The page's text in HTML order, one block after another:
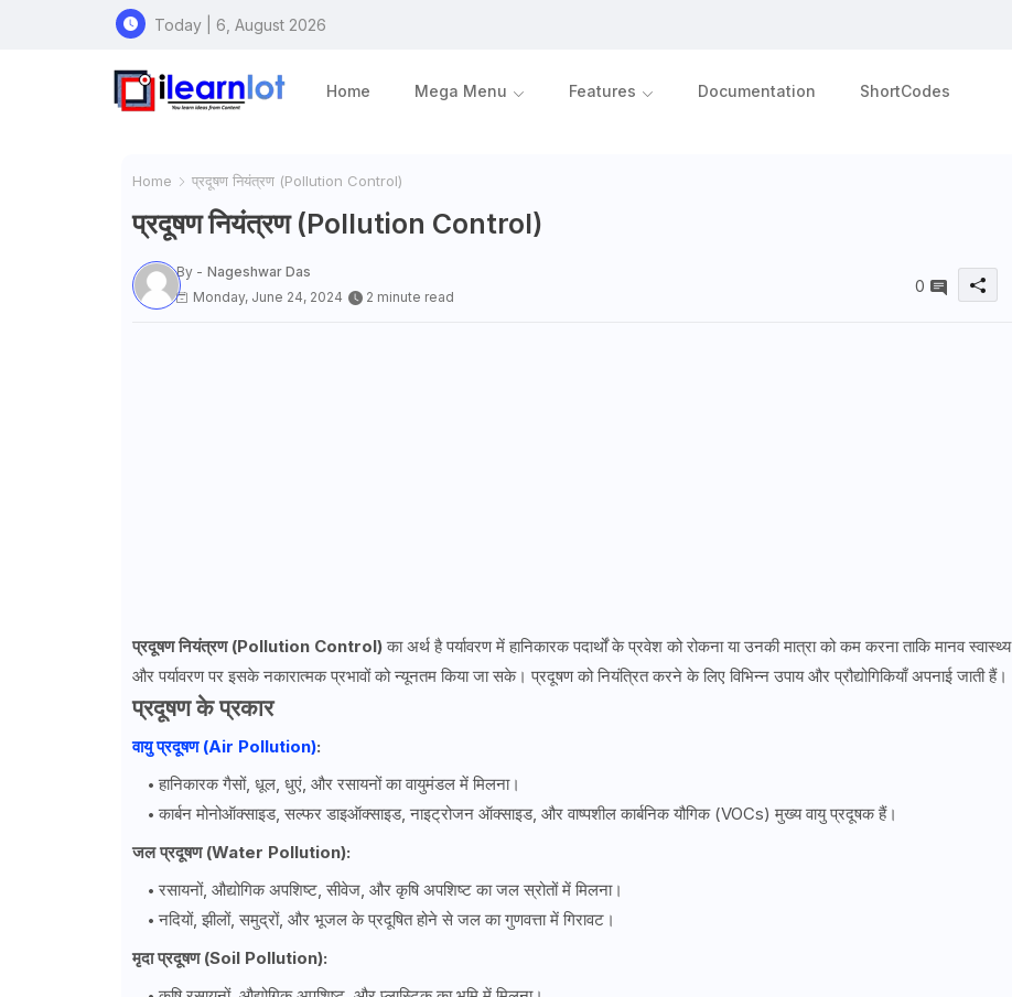
Today | 6, August 2026
Home Mega Menu Features Documentation ShortCodes
Home प्रदूषण नियंत्रण (Pollution Control)
प्रदूषण नियंत्रण (Pollution Control)
By - Nageshwar Das
Monday, June 24, 2024
2 minute read
0
प्रदूषण नियंत्रण (Pollution Control)का अर्थ है पर्यावरण में हानिकारक पदार्थों के प्रवेश को रोकना या उनकी मात्रा को कम करना ताकि मानव स्वास्थ्य
और पर्यावरण पर इसके नकारात्मक प्रभावों को न्यूनतम किया जा सके। प्रदूषण को नियंत्रित करने के लिए विभिन्न उपाय और प्रौद्योगिकियाँ अपनाई जाती हैं।
प्रदूषण के प्रकार
वायु प्रदूषण (Air Pollution):
हानिकारक गैसों, धूल, धुएं, और रसायनों का वायुमंडल में मिलना।
कार्बन मोनोऑक्साइड, सल्फर डाइऑक्साइड, नाइट्रोजन ऑक्साइड, और वाष्पशील कार्बनिक यौगिक (VOCs) मुख्य वायु प्रदूषक हैं।
जल प्रदूषण (Water Pollution):
रसायनों, औद्योगिक अपशिष्ट, सीवेज, और कृषि अपशिष्ट का जल स्रोतों में मिलना।
नदियों, झीलों, समुद्रों, और भूजल के प्रदूषित होने से जल का गुणवत्ता में गिरावट।
मृदा प्रदूषण (Soil Pollution):